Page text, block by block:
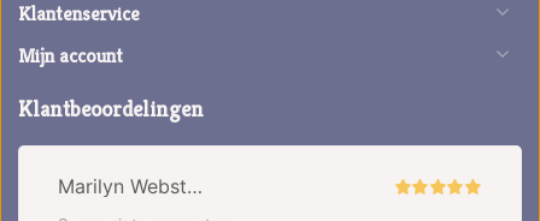
Klantenservice
Mijn account
Klantbeoordelingen